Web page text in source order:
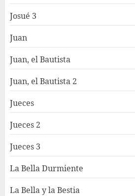
Josué 3
Juan
Juan, el Bautista
Juan, el Bautista 2
Jueces
Jueces 2
Jueces 3
La Bella Durmiente
La Bella y la Bestia